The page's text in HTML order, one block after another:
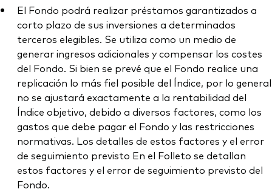
El Fondo podrá realizar préstamos garantizados a
corto plazo de sus inversiones a determinados
terceros elegibles. Se utiliza como un medio de
generar ingresos adicionales y compensar los costes
del Fondo. Si bien se prevé que el Fondo realice una
replicación lo más fiel posible del Índice, por lo general
no se ajustará exactamente a la rentabilidad del
Índice objetivo, debido a diversos factores, como los
gastos que debe pagar el Fondo y las restricciones
normativas. Los detalles de estos factores y el error
de seguimiento previsto En el Folleto se detallan
estos factores y el error de seguimiento previsto del
Fondo.